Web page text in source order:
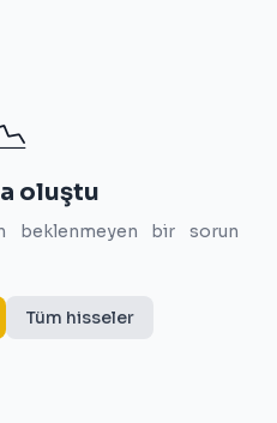
oluştu
beklenmeyen bir sorun
Tüm hisseler